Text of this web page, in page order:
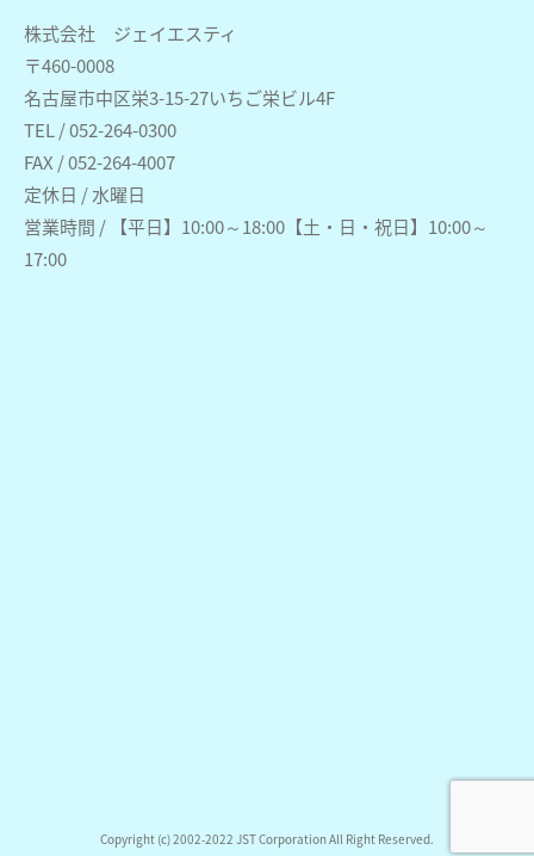
株式会社 ジェイエスティ
〒460-0008
名古屋市中区栄3-15-27いちご栄ビル4F
TEL / 052-264-0300
FAX / 052-264-4007
定休日 / 水曜日
営業時間 / 【平日】10:00～18:00【土・日・祝日】10:00～
17:00
Copyright (c) 2002-2022 JST Corporation All Right Reserved.